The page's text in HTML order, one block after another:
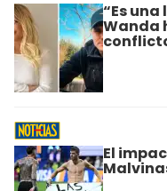
“Es
Wanda
El